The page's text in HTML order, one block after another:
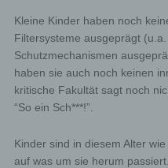
Kleine Kinder haben noch
Filtersysteme ausgeprägt
Schutzmechanismen
haben sie auch noch keinen
kritische Fakultät sagt noch
“So ein Sch***!”.
Kinder sind in diesem Alter
auf was um sie herum